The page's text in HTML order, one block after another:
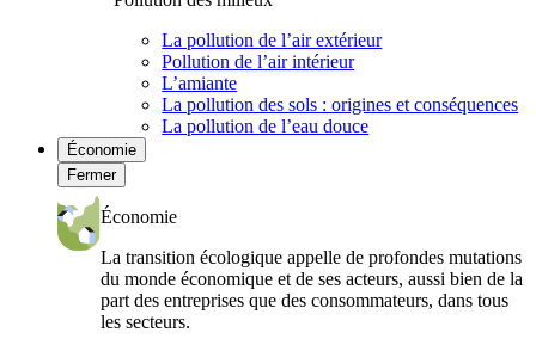
La pollution de l’air extérieur
Pollution de l’air intérieur
L’amiante
La pollution des sols : origines et conséquences
La pollution de l’eau douce
Économie
Fermer
Économie
La transition écologique appelle de profondes mutations
du monde économique et de ses acteurs, aussi bien de la
part des entreprises que des consommateurs, dans tous
les secteurs.